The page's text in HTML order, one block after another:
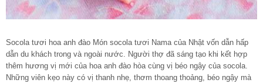
Socola tươi hoa anh đào Món socola tươi Nama của Nhật vốn dẫn hấp
dẫn du khách trong và ngoài nước. Người thợ đã sáng tạo khi kết hợp
thêm hương vị mới của hoa anh đào hòa cùng vị béo ngậy của socola.
Những viên kẹo này có vị thanh nhẹ, thơm thoang thoảng, béo ngậy mà